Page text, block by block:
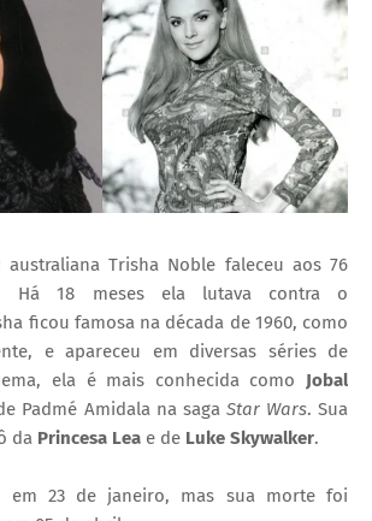
Trisha Noble faleceu aos 76
Há 18 meses ela lutava contra o
ficou famosa na década de 1960, como
e apareceu em diversas séries de
ela é mais conhecida como Jobal
Padmé Amidala na saga Star Wars. Sua
da Princesa Lea e de Luke Skywalker.
em 23 de janeiro, mas sua morte foi